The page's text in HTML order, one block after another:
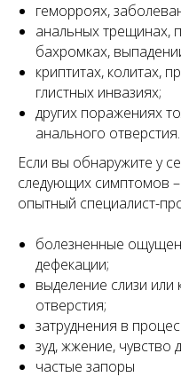
геморроях,
анальных трещинах,
бахромках,
криптитах, колитах,
глистных инвазиях;
других поражениях
анального отверстия.
Если вы обнаружите у
следующих симптомов
опытный специалист-
болезненные
дефекации;
выделение слизи или
отверстия;
затруднения в
зуд, жжение, чувство
частые запоры